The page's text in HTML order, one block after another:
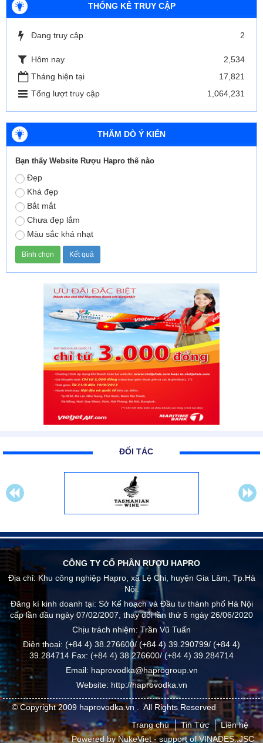
THỐNG KÊ TRUY CẬP
Đang truy cập 2
Hôm nay
2,534
Tháng hiện tại
17,821
Tổng lượt truy cập
1,064,231
THĂM DÒ Ý KIẾN
Bạn thấy Website Rượu Hapro thế nào
Đẹp
Khá đẹp
Bắt mắt
Chưa đẹp lắm
Màu sắc khá nhạt
ĐỐI TÁC
CÔNG TY CỔ PHẦN RƯỢU HAPRO
Địa chỉ:Khu công nghiệp Hapro, xã Lệ Chi, huyện Gia Lâm, Tp.Hà
Nội.
Đăng kí kinh doanh tại: Sở Kế hoạch và Đầu tư thành phố Hà Nội
cấp lần đầu ngày 07/02/2007, thay đổi lần thứ 5 ngày 26/06/2020
Chịu trách nhiệm: Trần Vũ Tuấn
Điện thoại: (+84 4) 38.276600/ (+84 4) 39.290799/ (+84 4)
39.284714 Fax: (+84 4) 38.276600/ (+84 4) 39.284714
Email: haprovodka@haprogroup.vn
Website: http://haprovodka.vn
© Copyright 2009 haprovodka.vn .All Rights Reserved
Trang chủ
Tin Tức
Liên hệ
Powered byNukeViet- support ofVINADES.,JSC